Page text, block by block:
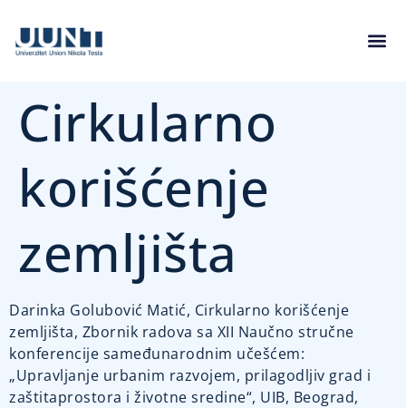
Cirkularno
korišćenje
zemljišta
Darinka Golubović Matić, Cirkularno korišćenje
zemljišta, Zbornik radova sa XII Naučno stručne
konferencije sameđunarodnim učešćem:
„Upravljanje urbanim razvojem, prilagodljiv grad i
zaštitaprostora i životne sredine“, UIB, Beograd,